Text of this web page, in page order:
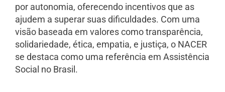
por autonomia, oferecendo incentivos que as
ajudem a superar suas dificuldades. Com uma
visão baseada em valores como transparência,
solidariedade, ética, empatia, e justiça, o NACER
se destaca como uma referência em Assistência
Social no Brasil.